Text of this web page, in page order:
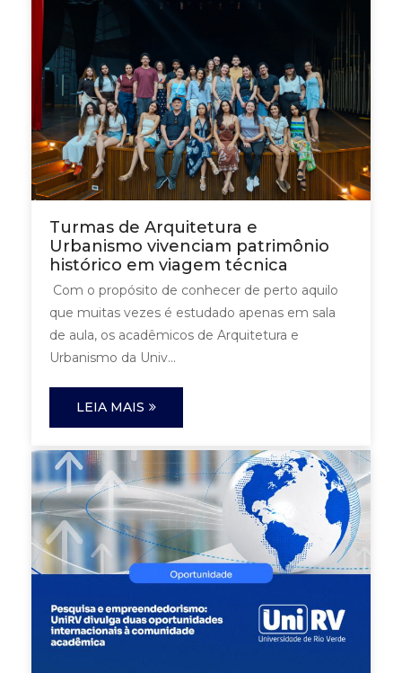
Turmas de Arquitetura e
Urbanismo vivenciam patrimônio
histórico em viagem técnica
Com o propósito de conhecer de perto aquilo
que muitas vezes é estudado apenas em sala
de aula, os acadêmicos de Arquitetura e
Urbanismo da Univ...
LEIA MAIS